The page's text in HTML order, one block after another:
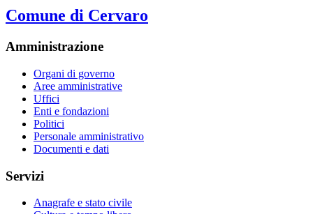
Comune di Cervaro
Amministrazione
Organi di governo
Aree amministrative
Uffici
Enti e fondazioni
Politici
Personale amministrativo
Documenti e dati
Servizi
Anagrafe e stato civile